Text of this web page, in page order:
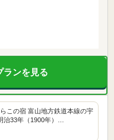
ランを見る
この宿 富山地方鉄道本線の宇
治33年（1900年）…